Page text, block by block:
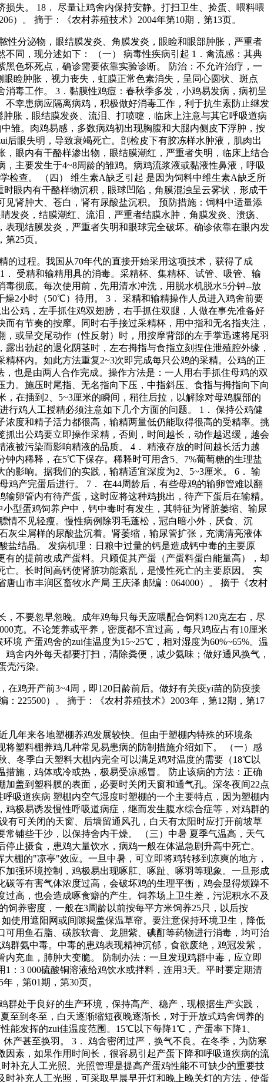
失。 18． 尽量让鸡舍内保持安静。打扫卫生、捡蛋、喂料喂
）。 摘于：《农村养殖技术》2004年第10期，第13页。
分泌物，眼结膜发炎、角膜发炎，眼睑和眼部肿胀，严重者
同，现分述如下： （一） 病毒性疾病引起 1．禽流感：其典
色坏死点，确诊需要依靠实验诊断。 防治：不允许治疗，一
睑肿胀，视力丧失，虹膜正常色素消失，呈同心圆状、斑点
毒工作。 3．黏膜性鸡痘：春秋季多发，小鸡易发病，病初呈
幸患病应隔离病鸡，积极做好消毒工作，利于抗生素防止继发
胀，眼结膜发炎、流泪、打喷嚏，临床上注意与其它呼吸道病
雏。肉鸡易感，多数病鸡初出现胸腹和大腿内侧皮下浮肿，按
眼失明，导致衰竭死亡。剖检皮下有胶冻样水肿液，肌肉出
眼内有干酪样渗出物，眼结膜潮红，严重者失明，临床上结合
主要发生于4~8周龄的雏鸡。病鸡流浆液或黏液性鼻液，呼吸
检查。 （四） 维生素A缺乏引起 是因为饲料中维生素A缺乏所
眼内有干酪样物沉积，眼球凹陷，角膜混浊呈云雾状，形成干
肾肿大、苍白，肾有尿酸盐沉积。 预防措施：饲料中适量添
炎，结膜潮红、流泪，严重者结膜水肿，角膜发炎、溃疡、
现结膜发炎，严重者失明和眼球完全破坏。确诊依靠在眼内发
25页。
的过程。我国从70年代的直接开始采用这项技术，获得了成
受精和输精用具的消毒。采精杯、集精杯、试管、吸管、输
彻底。每次使用前，先用清水冲洗，用脱水机脱水5分钟--放
燥2小时（50℃）待用。 3． 采精和输精操作人员进入鸡舍前要
公鸡，左手抓住鸡双翅膀，右手抓住双腿，人做在事先准备好
有节奏的按摩。同时右手接过采精杯，用中指和无名指夹注，
或呈交尾动作（性反射）时，用按摩背部的左手掌迅速将尾羽
出勃起的退化阴茎时，左右拇指与食指立刻捏住泄殖腔外缘，
杯内。如此方法重复2~3次即完成每只公鸡的采精。公鸡的正
也是由两人合作完成。操作方法是：一人用右手抓住母鸡的双
。施压时尾指、无名指向下压，中指斜压、食指与拇指向下向
在插到2、5~3厘米的瞬间，稍往后拉，以解除对母鸡腹部的
行鸡人工授精必须注意如下几个方面的问题。 1． 保持公鸡健
度和精子活力都很高，输精两量低仍能取得很高的受精率。挑
出公鸡要立即操作采精，否则，时间越长，动作越迟缓，越会
被污染而影响精液的品质。 4． 精液存放的时间越长活力越
内稀释，在5℃下保存。稀释时可用含5、7%葡萄糖的生理盐
影响。据我们的实践，输精适宜深度为2、5~3厘米。 6． 输
鸡产完蛋后进行。 7． 在44周龄后，有些母鸡的输卵管难以翻
卵管内有待产蛋，这时应将这种鸡挑出，待产下蛋后在输精。
型蛋鸡饲养户中，钙中毒时有发生，其特征为肾脏萎缩、输尿
情不见轻瘦。慢性病例除羽毛蓬松，冠白暗小外，厌食、沉
灰尘屑样的尿酸盐沉着。肾萎缩，输尿管扩张，充满清亮液体
盐结晶。 发病机理：日粮中过量的钙是造成钙中毒的主要原
的提前改成产蛋料。只顾促其产蛋（产蛋料蛋白能量高），却
。长时间高钙使肾脏功能紊乱，是慢性死亡的主要原因。 实
山市丰润区畜牧水产局 王庆泽 邮编：064000）。 摘于《农村
不要忽早忽晚。成年鸡每只每天应喂配合饲料120克左右，尽
克。不论笼养或平养，密度都不宜过高，每只鸡应占有10厘米
境 产蛋鸡舍的zui佳温度为15~25℃，相对湿度为60%~65%。温
舍内外每天都要打扫，清除粪便，减少氨味；做好通风换气，
壳污染。
在鸡开产前3~4周，即120日龄前后。做好有关疫yi苗的防疫接
225500）。 摘于：《农村养殖技术》2003年，第12期，第17
几年来各地塑棚养鸡发展较快。但由于塑棚内特殊的环境条
塑料棚养鸡几种常见易患病的防制措施介绍如下。 （一）感
、冬季白天塑料大棚内完全可以满足鸡对温度的需要（18℃以
施，鸡体或冷或热，极易受凉感冒。 防止该病的方法：正确
盖到塑科膜的表面，必要时关闭天窗和通气孔。深冬夜间22点
吸道疾病 塑棚内空气湿度时塑棚的一个主要特点，因为塑棚内
极易诱发慢性呼吸道病症，继而发生腹水综合症等，对鸡群的
有可关闭的天窗、后墙留通风孔，白天有太阳时应打开前坡草
铺些干沙，以保持舍内干燥。 （三）中暑 夏季气温高，天气
止摄食，患鸡大量饮水，病鸡一般在体温急剧升高中死亡。
棚的"凉亭"效应。一旦中暑，可立即将鸡转移到凉爽的地方，
强环境控制，鸡极易出现啄肛、啄趾、啄羽等现象。一旦形成
等有害气体浓度过高，会破坏鸡的生理平衡，鸡会显得烦躁不
高，也会造成啄食癖的产生。饲养场上卫生差，污泥积水不及
养密度，一般在3周龄以前按每平方米饲养25只，以后按
使用遮阳网或间隙揭盖保温草帘。要注意保持环境卫生，降低
用鱼石脂、磺胺软膏、龙胆紫、碘酊等药物进行消毒，均可治
群氨中毒。中毒的患鸡表现精神沉郁，食欲废绝，鸡冠发紫，
充血，肺肿大变脆。 防制办法：一旦发现鸡群中毒，应立即
：3 000硫酸铜溶液给鸡饮水或拌料，连用3天。平时要定期清
，第01期，第30页。
处于良好的生产环境，保持高产、稳产，现根据生产实践，
至到冬至，白天逐渐缩短夜晚逐渐长，对于开放式鸡舍饲养的
能发挥的zui佳温度范围。15℃以下每降1℃，产蛋率下降1、
产甚至换羽。 3． 鸡舍密闭过严，换气不良。在冬季，为防寒
素，如果作用时间长，很容易引起产蛋下降和呼吸道疾病的流
补充人工光照。光照管理是提高产蛋鸡性能不可缺少的重要技
补充人工光照，可采取早晨早开灯和晚上晚关灯的方法，使蛋